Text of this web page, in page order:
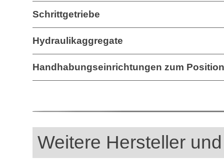
Schrittgetriebe
Hydraulikaggregate
Handhabungseinrichtungen zum
Weitere Hersteller